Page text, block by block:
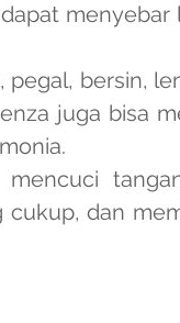
bersin,
juga bisa
dan